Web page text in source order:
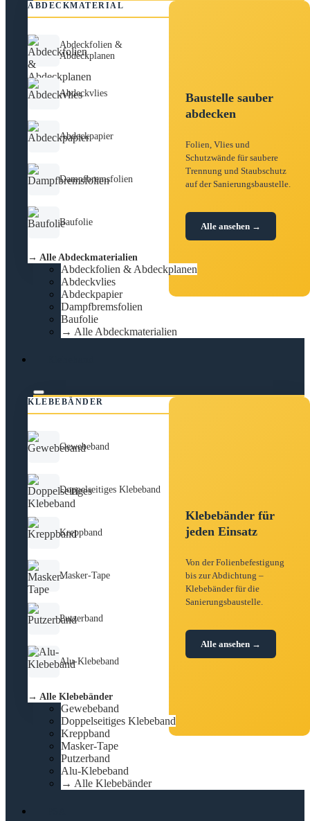
ABDECKMATERIAL
Abdeckfolien &
Abdeckplanen
Abdeckvlies
Abdeckpapier
Dampfbremsfolien
Baufolie
→ Alle Abdeckmaterialien
Baustelle sauber
abdecken
Folien, Vlies und
Schutzwände für saubere
Trennung und Staubschutz
auf der Sanierungsbaustelle.
Alle ansehen →
Abdeckfolien & Abdeckplanen
Abdeckvlies
Abdeckpapier
Dampfbremsfolien
Baufolie
→ Alle Abdeckmaterialien
KLEBEBÄNDER
Gewebeband
Doppelseitiges Klebeband
Kreppband
Masker-Tape
Putzerband
Alu-Klebeband
→ Alle Klebebänder
Klebebänder für
jeden Einsatz
Von der Folienbefestigung
bis zur Abdichtung –
Klebebänder für die
Sanierungsbaustelle.
Alle ansehen →
Gewebeband
Doppelseitiges Klebeband
Kreppband
Masker-Tape
Putzerband
Alu-Klebeband
→ Alle Klebebänder